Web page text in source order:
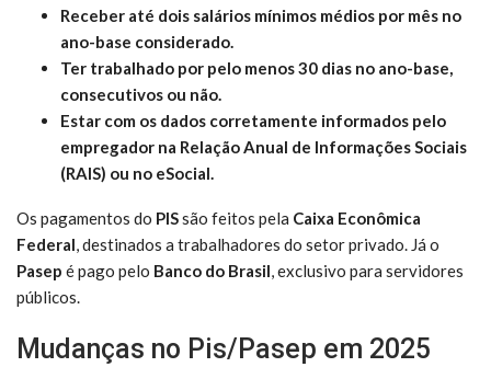
Receber até dois salários mínimos médios por mês no
ano-base considerado.
Ter trabalhado por pelo menos 30 dias no ano-base,
consecutivos ou não.
Estar com os dados corretamente informados pelo
empregador na Relação Anual de Informações Sociais
(RAIS) ou no eSocial.
Os pagamentos do PISsão feitos pela Caixa Econômica
Federal, destinados a trabalhadores do setor privado. Já o
Pasep é pago pelo Banco do Brasil, exclusivo para servidores
públicos.
Mudanças no Pis/Pasep em 2025